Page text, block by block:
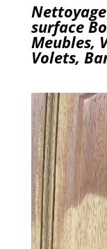
surface
Meubles,
Volets,